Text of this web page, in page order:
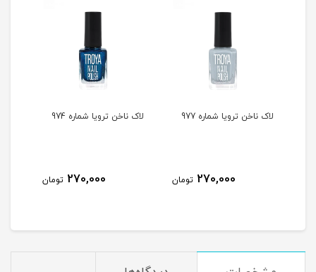
لاک ناخن ترویا شماره 977
270,000 تومان
لاک ناخن ترویا شماره 974
270,000 تومان